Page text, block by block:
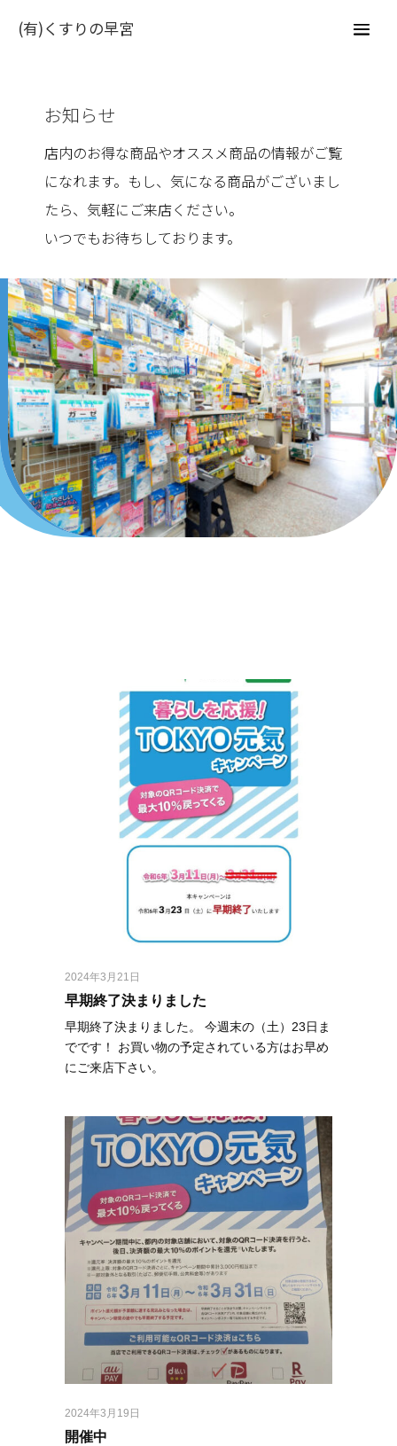
(有)くすりの早宮
お知らせ
店内のお得な商品やオススメ商品の情報がご覧
になれます。もし、気になる商品がございまし
たら、気軽にご来店ください。
いつでもお待ちしております。
2024年3月21日
早期終了決まりました
早期終了決まりました。 今週末の（土）23日ま
でです！ お買い物の予定されている方はお早め
にご来店下さい。
2024年3月19日
開催中